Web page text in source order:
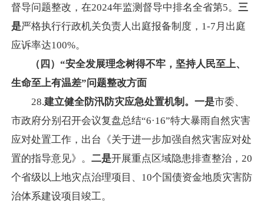
督导问题整改，在2024年监测督导中排名全省第5。 三
是严格执行行政机关负责人出庭报备制度，1-7月出庭
应诉率达100%。
（四）“安全发展理念树得不牢，坚持人民至上、
生命至上有温差”问题整改方面
28.建立健全防汛防灾应急处置机制。一是市委、
市政府分别召开会议复盘总结“6·16”特大暴雨自然灾害
应对处置工作，出台《关于进一步加强自然灾害应对处
置的指导意见》。 二是开展重点区域隐患排查整治，20
个省级以上地灾点治理项目、10个国债资金地质灾害防
治体系建设项目竣工。